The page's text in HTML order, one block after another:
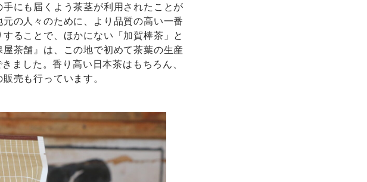
にも届くよう茶茎が利用されたことが
の人々のために、より品質の高い一番
ることで、ほかにない「加賀棒茶」と
茶舗』は、この地で初めて茶葉の生産
ました。香り高い日本茶はもちろん、
売も行っています。